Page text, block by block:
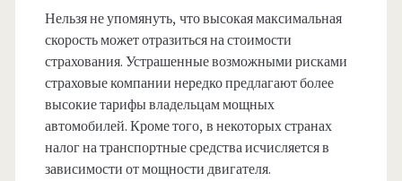
Нельзя не упомянуть, что высокая максимальная
скорость может отразиться на стоимости
страхования. Устрашенные возможными рисками
страховые компании нередко предлагают более
высокие тарифы владельцам мощных
автомобилей. Кроме того, в некоторых странах
налог на транспортные средства исчисляется в
зависимости от мощности двигателя.